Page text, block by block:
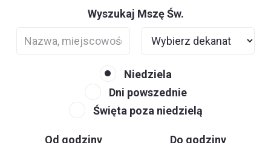
Wyszukaj Mszę Św.
Niedziela
Dni powszednie
Święta poza niedzielą
Od godziny Do godziny